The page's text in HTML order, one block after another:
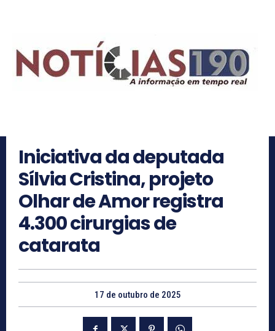
Iniciativa da deputada
Sílvia Cristina, projeto
Olhar de Amor registra
4.300 cirurgias de
catarata
17 de outubro de 2025